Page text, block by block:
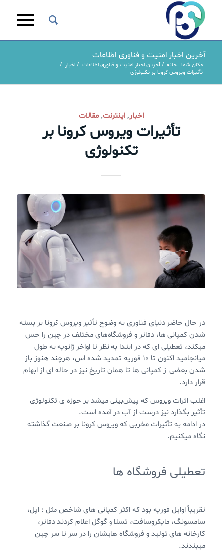
آخرین اخبار امنیت و فناوری اطلاعات
مکان شما: خانه / آخرین اخبار امنیت و فناوری اطلاعات / اخبار /
تأثیرات ویروس کرونا بر تکنولوژی
اخبار,اینترنت,مقالات
تأثیرات ویروس کرونا بر
تکنولوژی
در حال حاضر دنیای فناوری به وضوح تأثیر ویروس کرونا بر بسته
شدن کمپانی ها، دفاتر و فروشگاه‌های مختلف در چین را حس
میکند، تعطیلی ای که در ابتدا به نظر تا اواخر ژانویه به طول
میانجامید اکنون تا ۱۰ فوریه تمدید شده اس، هرچند هنوز باز
شدن بعضی از کمپانی ها تا همان تاریخ نیز در حاله ای از ابهام
قرار دارد.
اغلب اثرات ویروس که پیش‌بینی میشد بر حوزه ی تکنولوژی
تأثیر بگذارد نیز درست از آب در آمده است.
در ادامه به تأثیرات مخربی که ویروس کرونا بر صنعت گذاشته
نگاه میکنیم.
تعطیلی فروشگاه ها
تقریباً اوایل فوریه بود که اکثر کمپانی های شاخص مثل : اپل،
سامسونگ، مایکروسافت، تسلا و گوگل اعلام کردند دفاتر،
کارخانه های تولید و فروشگاه هایشان را در سر تا سر چین
میبندند.